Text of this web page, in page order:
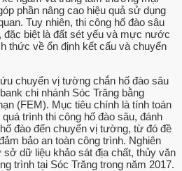
phần nâng cao hiệu quả sử dụng
Tuy nhiên, thi công hố đào sâu
đặc biệt là đất sét yếu và mực nước
thức về ổn định kết cấu và chuyển
chuyển vị tường chắn hố đào sâu
chi nhánh Sóc Trăng bằng
(FEM). Mục tiêu chính là tính toán
trình thi công hố đào sâu, đánh
đào đến chuyển vị tường, từ đó đề
bảo an toàn công trình. Nghiên
dữ liệu khảo sát địa chất, thủy văn
trình tại Sóc Trăng trong năm 2017.